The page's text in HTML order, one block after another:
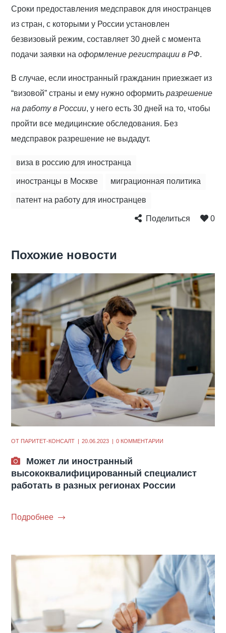
Сроки предоставления медсправок для иностранцев
из стран, с которыми у России установлен
безвизовый режим, составляет 30 дней с момента
подачи заявки наоформление регистрации в РФ.
В случае, если иностранный гражданин приезжает из
“визовой” страны и ему нужно оформитьразрешение
на работу в России, у него есть 30 дней на то, чтобы
пройти все медицинские обследования. Без
медсправок разрешение не выдадут.
виза в россию для иностранца
иностранцы в Москве миграционная политика
патент на работу для иностранцев
Поделиться 0
Похожие новости
ОТ ПАРИТЕТ-КОНСАЛТ 20.06.2023 0 КОММЕНТАРИИ
Может ли иностранный
высококвалифицированный специалист
работать в разных регионах России
Подробнее